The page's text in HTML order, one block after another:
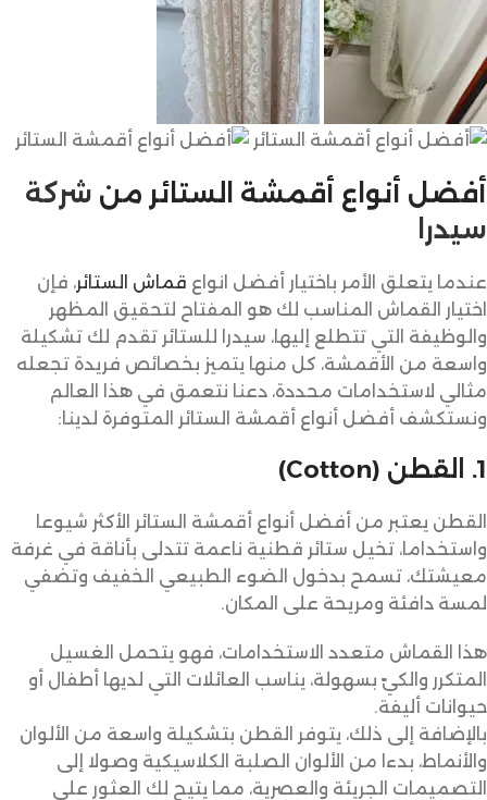
أفضل أنواع أقمشة الستائر من شركة
سيدرا
عندما يتعلق الأمر باختيار أفضل انواع قماش الستائر، فإن
اختيار القماش المناسب لك هو المفتاح لتحقيق المظهر
والوظيفة التي تتطلع إليها، سيدرا للستائر تقدم لك تشكيلة
واسعة من الأقمشة، كل منها يتميز بخصائص فريدة تجعله
مثالي لاستخدامات محددة، دعنا نتعمق في هذا العالم
ونستكشف أفضل أنواع أقمشة الستائر المتوفرة لدينا:
1. القطن (Cotton)
القطن يعتبر من أفضل أنواع أقمشة الستائر الأكثر شيوعا
واستخداما، تخيل ستائر قطنية ناعمة تتدلى بأناقة في غرفة
معيشتك، تسمح بدخول الضوء الطبيعي الخفيف وتضفي
لمسة دافئة ومريحة على المكان.
هذا القماش متعدد الاستخدامات، فهو يتحمل الغسيل
المتكرر والكيّ بسهولة، يناسب العائلات التي لديها أطفال أو
حيوانات أليفة.
بالإضافة إلى ذلك، يتوفر القطن بتشكيلة واسعة من الألوان
والأنماط، بدءا من الألوان الصلبة الكلاسيكية وصولا إلى
التصميمات الجريئة والعصرية، مما يتيح لك العثور على